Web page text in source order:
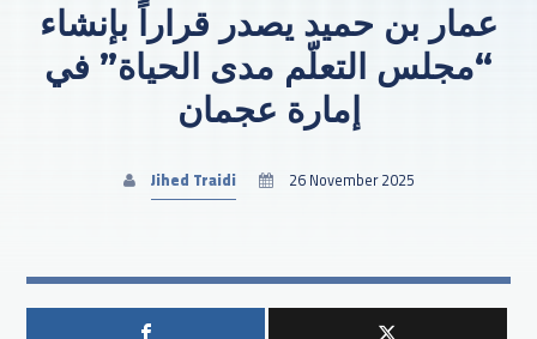
Search in the website:
عمار بن حميد يصدر قراراً بإنشاء
“مجلس التعلّم مدى الحياة” في
إمارة عجمان
Jihed Traidi 26 November 2025